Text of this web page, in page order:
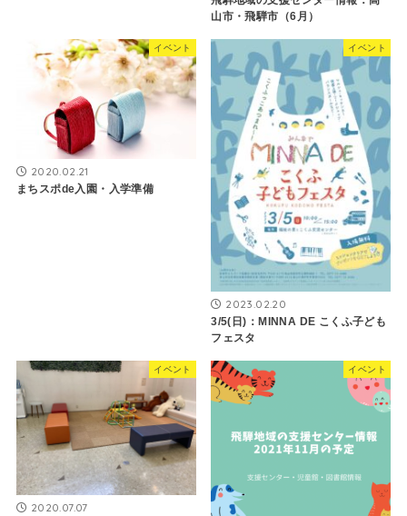
山市・飛騨市（6月）
イベント
2020.02.21
まちスポde入園・入学準備
イベント
2023.02.20
3/5(日)：MINNA DE こくふ子ども
フェスタ
イベント
2020.07.07
イベント